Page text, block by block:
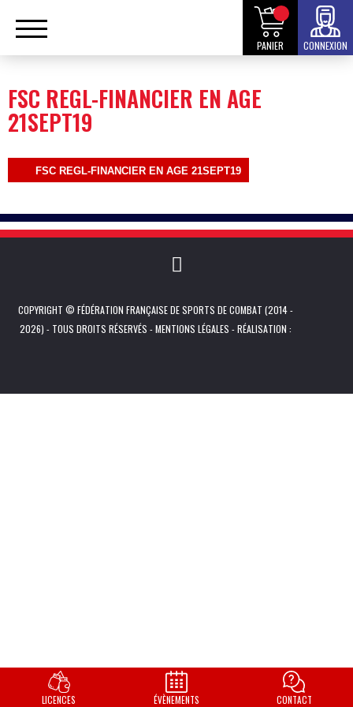
PANIER CONNEXION
FSC REGL-FINANCIER EN AGE
21SEPT19
FSC REGL-FINANCIER EN AGE 21SEPT19
COPYRIGHT © FÉDÉRATION FRANÇAISE DE SPORTS DE COMBAT (2014 -
2026) - TOUS DROITS RÉSERVÉS -MENTIONS LÉGALES - RÉALISATION :
LICENCES ÉVÈNEMENTS CONTACT